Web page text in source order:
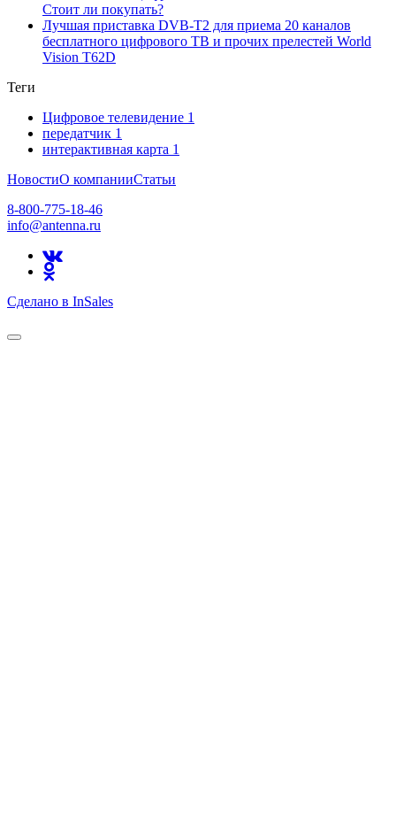
Стоит ли покупать?
Лучшая приставка DVB-T2 для приема 20 каналов
бесплатного цифрового ТВ и прочих прелестей World
Vision T62D
Теги
Цифровое телевидение 1
передатчик 1
интерактивная карта 1
НовостиО компанииСтатьи
8-800-775-18-46
info@antenna.ru
Сделано в InSales